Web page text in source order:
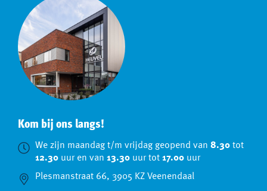
Kom bij ons langs!
We zijn maandag t/m vrijdag geopend van 8.30tot
12.30uur en van 13.30uur tot 17.00uur
Plesmanstraat 66, 3905 KZ Veenendaal